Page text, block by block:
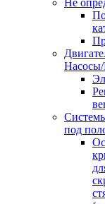
Не
под